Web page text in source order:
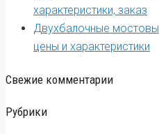
характеристики, заказ
Двухбалочные
цены и характеристики
Свежие комментарии
Рубрики